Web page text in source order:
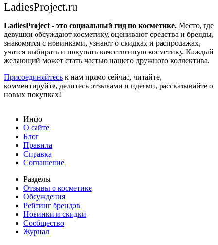
LadiesProject.ru
LadiesProject - это социальный гид по косметике. Место, где
девушки обсуждают косметику, оценивают средства и бренды,
знакомятся с новинками, узнают о скидках и распродажах,
учатся выбирать и покупать качественную косметику. Каждый
желающий может стать частью нашего дружного коллектива.
Присоединяйтесь к нам прямо сейчас, читайте,
комментируйте, делитесь отзывами и идеями, рассказывайте о
новых покупках!
Инфо
О сайте
Блог
Правила
Справка
Соглашение
Разделы
Отзывы о косметике
Обсуждения
Рейтинг брендов
Новинки и скидки
Сообщество
Журнал